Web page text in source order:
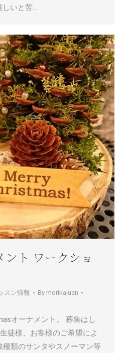
しいと苦…
ント ワークショ
スン情報 By morikajuen
オーナメント。 募集はし
徒様、お客様のご希望によ
種類のサンタやスノーマン等